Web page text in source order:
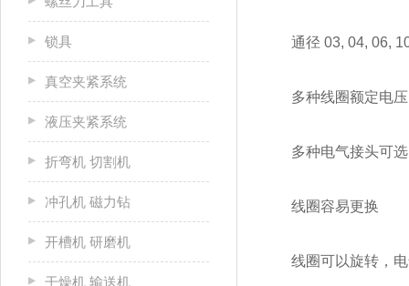
锁具
真空夹紧系统
液压夹紧系统
折弯机 切割机
冲孔机 磁力钻
开槽机 研磨机
干燥机 输送机
通径 03, 04, 06,
多种线圈额定电压
多种电气接头可选
线圈容易更换
线圈可以旋转，